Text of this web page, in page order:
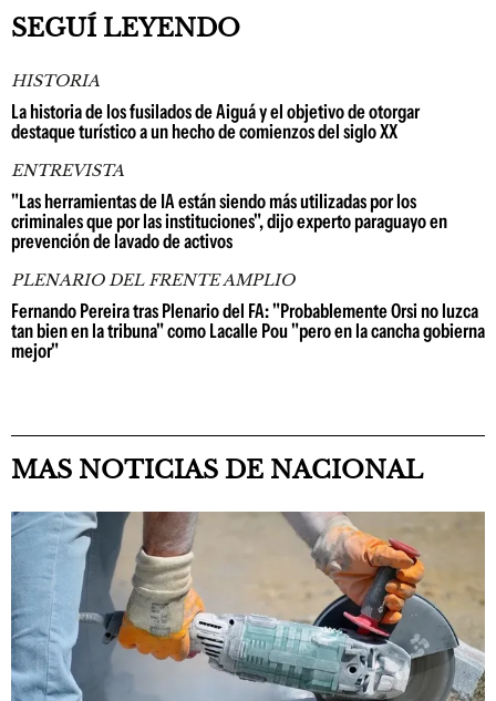
SEGUÍ LEYENDO
HISTORIA
La historia de los fusilados de Aiguá y el objetivo de otorgar
destaque turístico a un hecho de comienzos del siglo XX
ENTREVISTA
"Las herramientas de IA están siendo más utilizadas por los
criminales que por las instituciones", dijo experto paraguayo en
prevención de lavado de activos
PLENARIO DEL FRENTE AMPLIO
Fernando Pereira tras Plenario del FA: "Probablemente Orsi no luzca
tan bien en la tribuna" como Lacalle Pou "pero en la cancha gobierna
mejor"
MAS NOTICIAS DE NACIONAL